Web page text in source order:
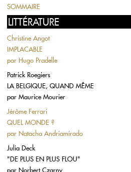
SOMMAIRE
LITTÉRATURE
Christine Angot
IMPLACABLE
par Hugo Pradelle
Patrick Roegiers
LA BELGIQUE, QUAND MÊME
par Maurice Mourier
Jérôme Ferrari
QUEL MONDE ?
par Natacha Andriamirado
Julia Deck
"DE PLUS EN PLUS FLOU"
par Norbert Czarny